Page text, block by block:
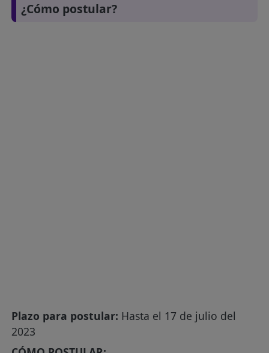
¿Cómo postular?
Plazo para postular: Hasta el 17 de julio del
2023